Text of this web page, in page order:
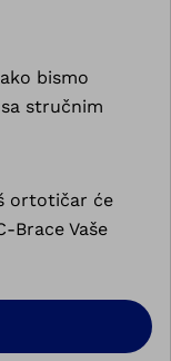
bismo
stručnim
ortotičar će
Brace Vaše